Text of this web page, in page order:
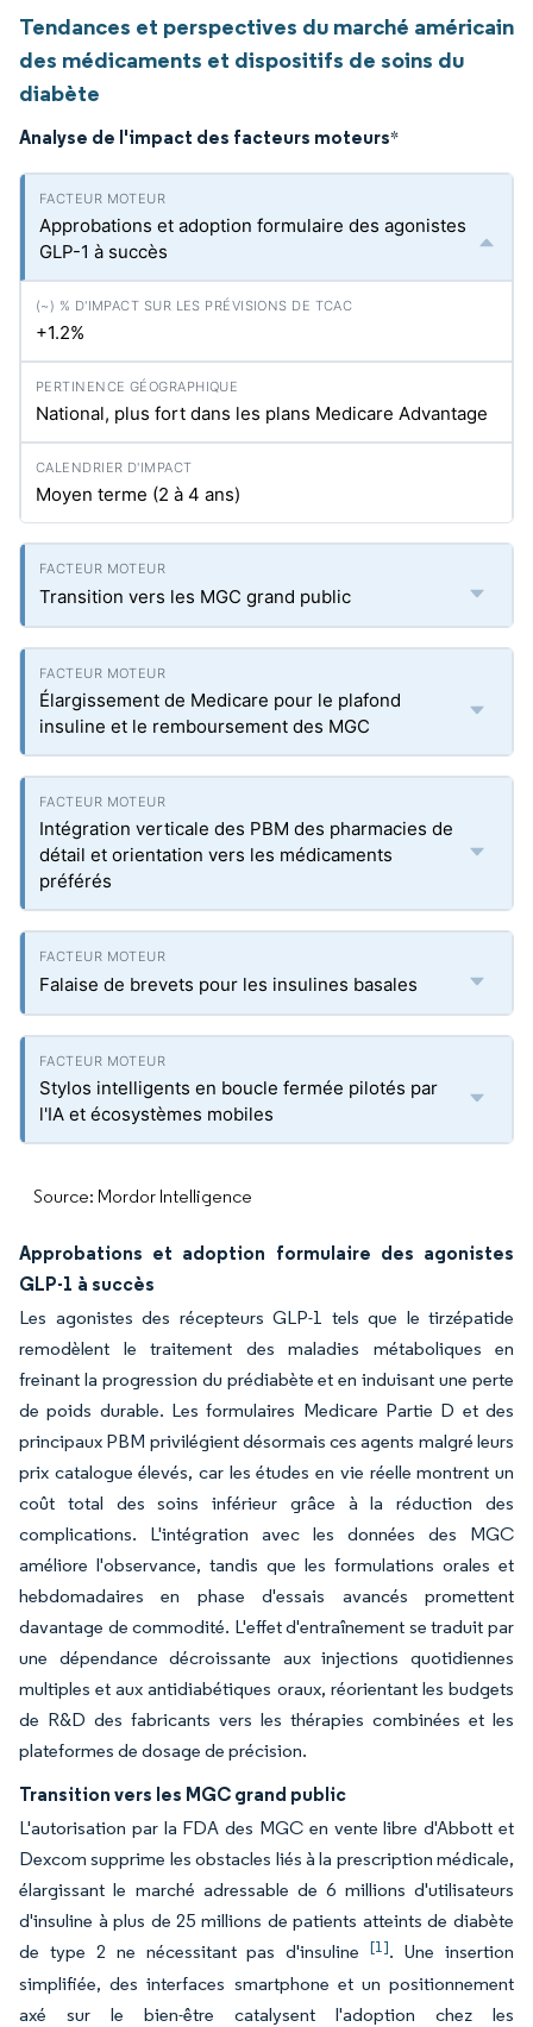
Tendances et perspectives du marché américain
des médicaments et dispositifs de soins du
diabète
Analyse de l'impact des facteurs moteurs*
Approbations et adoption formulaire des agonistes
GLP-1 à succès
+1.2%
National, plus fort dans les plans Medicare Advantage
Moyen terme (2 à 4 ans)
Transition vers les MGC grand public
Élargissement de Medicare pour le plafond
insuline et le remboursement des MGC
Intégration verticale des PBM des pharmacies de
détail et orientation vers les médicaments
préférés
Falaise de brevets pour les insulines basales
Stylos intelligents en boucle fermée pilotés par
l'IA et écosystèmes mobiles
Source: Mordor Intelligence
Approbations et adoption formulaire des agonistes
GLP-1 à succès
Les agonistes des récepteurs GLP-1 tels que le tirzépatide
remodèlent le traitement des maladies métaboliques en
freinant la progression du prédiabète et en induisant une perte
de poids durable. Les formulaires Medicare Partie D et des
principaux PBM privilégient désormais ces agents malgré leurs
prix catalogue élevés, car les études en vie réelle montrent un
coût total des soins inférieur grâce à la réduction des
complications. L'intégration avec les données des MGC
améliore l'observance, tandis que les formulations orales et
hebdomadaires en phase d'essais avancés promettent
davantage de commodité. L'effet d'entraînement se traduit par
une dépendance décroissante aux injections quotidiennes
multiples et aux antidiabétiques oraux, réorientant les budgets
de R&D des fabricants vers les thérapies combinées et les
plateformes de dosage de précision.
Transition vers les MGC grand public
L'autorisation par la FDA des MGC en vente libre d'Abbott et
Dexcom supprime les obstacles liés à la prescription médicale,
élargissant le marché adressable de 6 millions d'utilisateurs
d'insuline à plus de 25 millions de patients atteints de diabète
de type 2 ne nécessitant pas d'insuline[1]. Une insertion
simplifiée, des interfaces smartphone et un positionnement
axé sur le bien-être catalysent l'adoption chez les